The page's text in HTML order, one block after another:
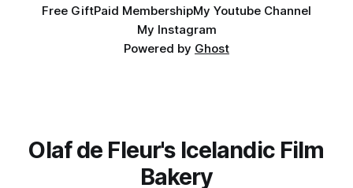
Free GiftPaid MembershipMy Youtube Channel
My Instagram
Powered by Ghost
Olaf de Fleur's Icelandic Film
Bakery